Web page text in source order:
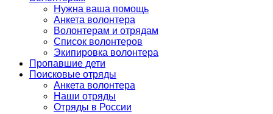
Нужна ваша помощь
Анкета волонтера
Волонтерам и отрядам
Список волонтеров
Экипировка волонтера
Пропавшие дети
Поисковые отряды
Анкета волонтера
Наши отряды
Отряды в России